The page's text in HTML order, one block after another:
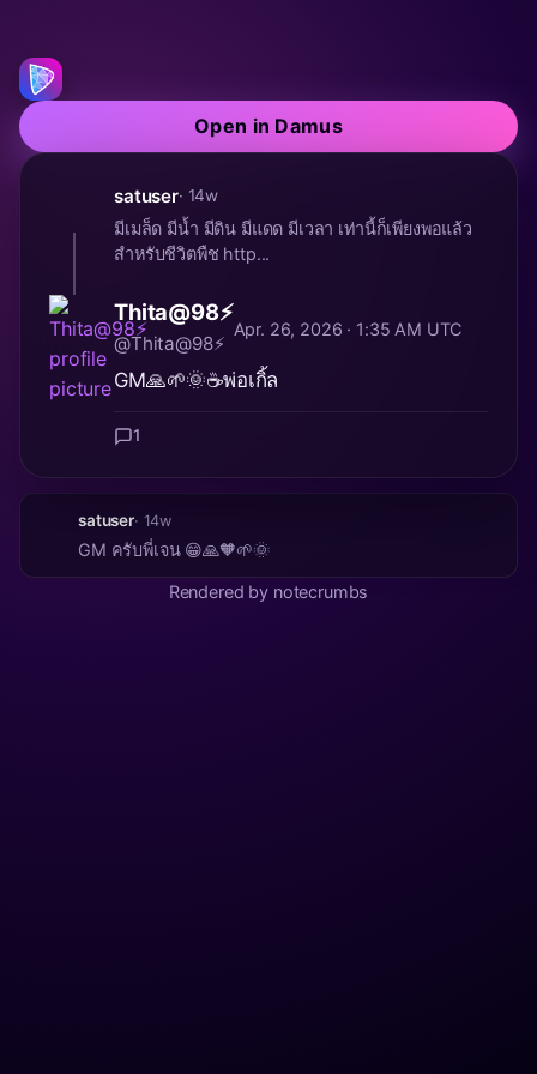
Open in Damus
satuser· 14w
มีเมล็ด มีน้ำ มีดิน มีแดด มีเวลา เท่านี้ก็เพียงพอแล้ว
สำหรับชีวิตพืช http...
Thita@98⚡️
@Thita@98⚡️
Apr. 26, 2026 · 1:35 AM UTC
GM🙏🌱🌞☕️พ่อเกิ้ล
1
satuser· 14w
GM ครับพี่เจน 😁🙏🧡🌱🌞
Rendered by notecrumbs